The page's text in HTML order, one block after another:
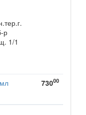
р
1/1
73000